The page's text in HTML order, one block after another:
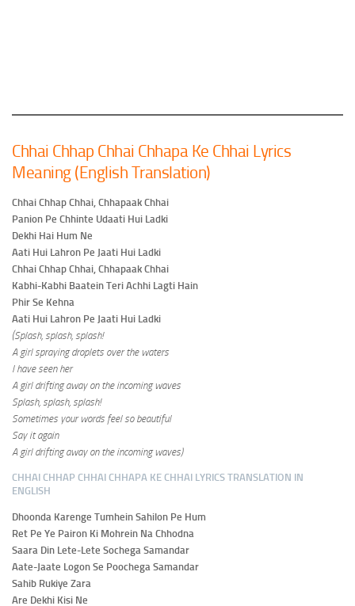
Chhai Chhap Chhai Chhapa Ke Chhai Lyrics
Meaning (English Translation)
Chhai Chhap Chhai, Chhapaak Chhai
Panion Pe Chhinte Udaati Hui Ladki
Dekhi Hai Hum Ne
Aati Hui Lahron Pe Jaati Hui Ladki
Chhai Chhap Chhai, Chhapaak Chhai
Kabhi-Kabhi Baatein Teri Achhi Lagti Hain
Phir Se Kehna
Aati Hui Lahron Pe Jaati Hui Ladki
(Splash, splash, splash!
A girl spraying droplets over the waters
I have seen her
A girl drifting away on the incoming waves
Splash, splash, splash!
Sometimes your words feel so beautiful
Say it again
A girl drifting away on the incoming waves)
CHHAI CHHAP CHHAI CHHAPA KE CHHAI LYRICS TRANSLATION IN
ENGLISH
Dhoonda Karenge Tumhein Sahilon Pe Hum
Ret Pe Ye Pairon Ki Mohrein Na Chhodna
Saara Din Lete-Lete Sochega Samandar
Aate-Jaate Logon Se Poochega Samandar
Sahib Rukiye Zara
Are Dekhi Kisi Ne